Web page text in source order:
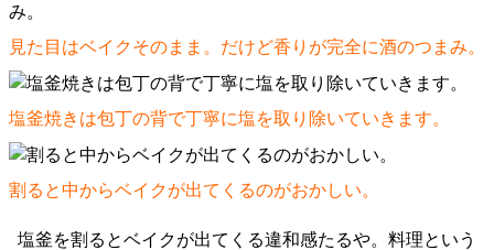
見た目はベイクそのまま。だけど香りが完全に酒のつまみ。
塩釜焼きは包丁の背で丁寧に塩を取り除いていきます。
割ると中からベイクが出てくるのがおかしい。
塩釜を割るとベイクが出てくる違和感たるや。料理という